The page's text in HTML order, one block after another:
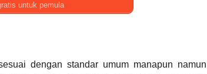
untuk pemula
dengan standar umum manapun namun